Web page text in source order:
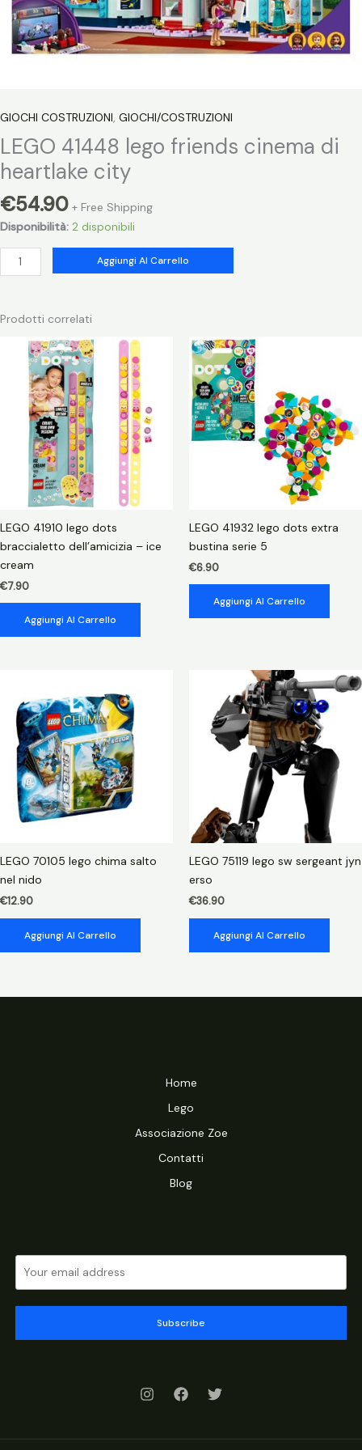
GIOCHI COSTRUZIONI, GIOCHI/COSTRUZIONI
LEGO 41448 lego friends cinema di
heartlake city
€54.90 + Free Shipping
Disponibilità: 2 disponibili
LEGO
41448
friends
heartlake
quantità
Aggiungi Al Carrello
Prodotti correlati
LEGO 41910 lego dots
braccialetto dell’amicizia – ice
cream
€7.90
Aggiungi Al Carrello
LEGO 41932 lego dots extra
bustina serie 5
€6.90
Aggiungi Al Carrello
LEGO 70105 lego chima salto
nel nido
€12.90
Aggiungi Al Carrello
LEGO 75119 lego sw sergeant jyn
erso
€36.90
Aggiungi Al Carrello
Home
Lego
Associazione Zoe
Contatti
Blog
Subscribe